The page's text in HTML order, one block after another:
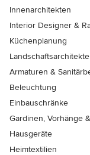
Innenarchitekten
Interior Designer &
Küchenplanung
Armaturen &
Beleuchtung
Einbauschränke
Gardinen, Vorhänge
Hausgeräte
Heimtextilien